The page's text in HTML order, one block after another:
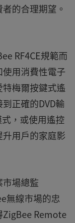
的合理期望。
RF4CE規範而
用消費性電子
梅爾按鍵式遙
正確的DVD輸
，或使用遙控
用戶的家庭影
場總監
無線市場的忠
ZigBee Remote